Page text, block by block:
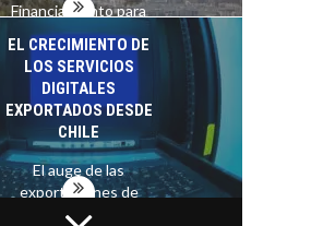
Financiamiento para
pymes en Chile:
alternativas que
trascienden el
crédito…
EL CRECIMIENTO DE
LOS SERVICIOS
DIGITALES
EXPORTADOS DESDE
CHILE
El auge de las
exportaciones de
servicios digitales en